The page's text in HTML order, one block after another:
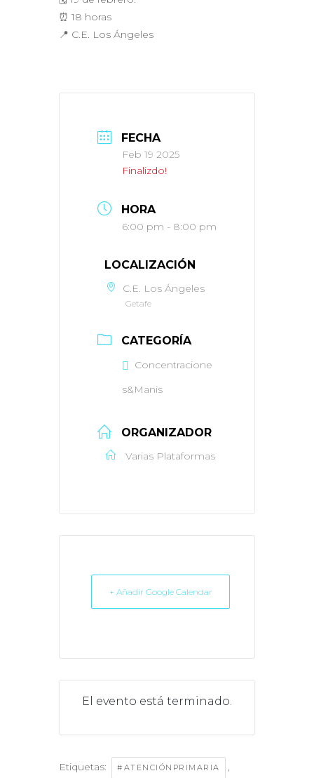
⏰ 18 horas
📍 C.E. Los Ángeles
FECHA
Feb 19 2025
Finalizdo!
HORA
6:00 pm - 8:00 pm
LOCALIZACIÓN
C.E. Los Ángeles
Getafe
CATEGORÍA
Concentracione
s&Manis
ORGANIZADOR
Varias Plataformas
+ Añadir Google Calendar
El evento está terminado.
Etiquetas: #ATENCIÓNPRIMARIA